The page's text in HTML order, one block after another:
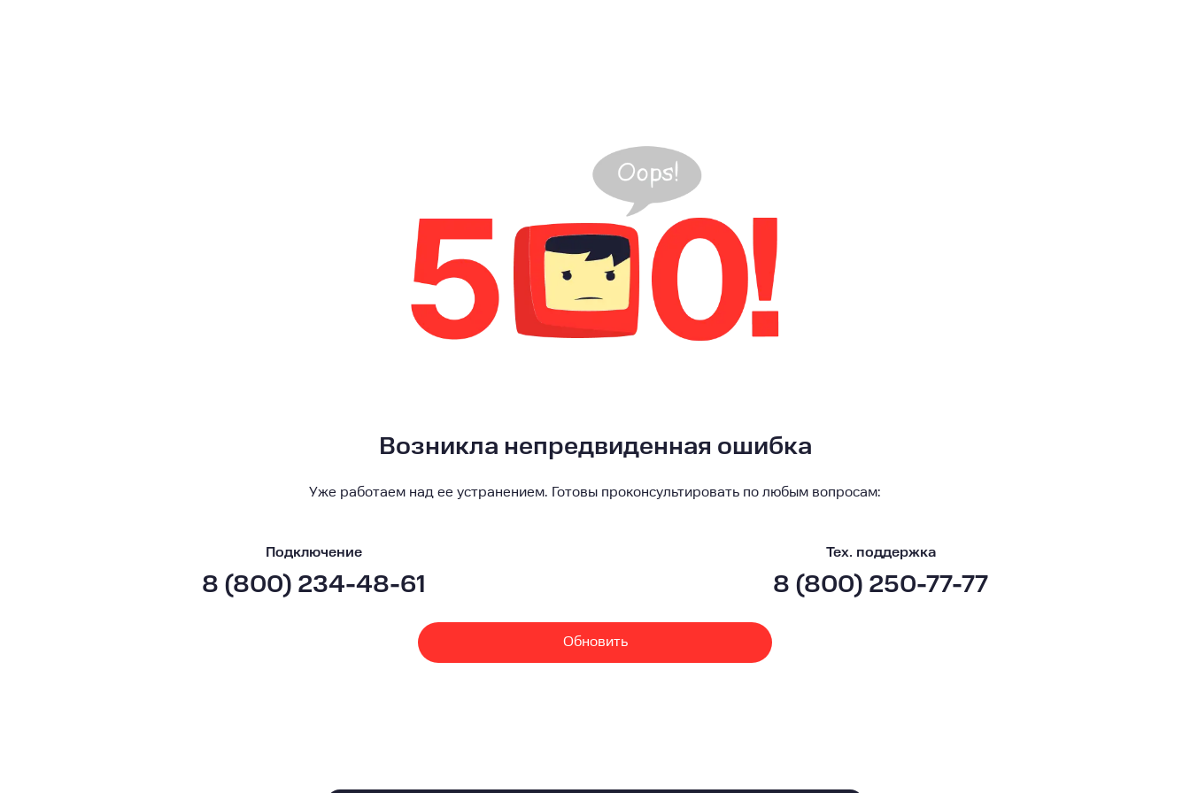
Возникла непредвиденная ошибка
Уже работаем над ее устранением. Готовы проконсультировать по любым вопросам:
Подключение
8 (800) 234-48-61
Тех. поддержка
8 (800) 250-77-77
Обновить